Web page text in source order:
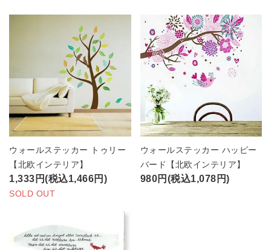
ウォールステッカー トゥリー
【北欧インテリア】
1,333円(税込1,466円)
SOLD OUT
ウォールステッカー ハッピー
バード【北欧インテリア】
980円(税込1,078円)